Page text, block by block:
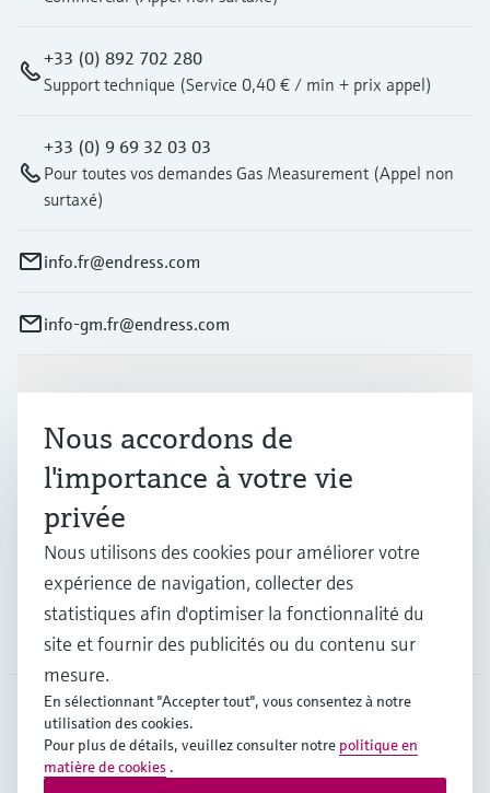
+33 (0) 892 702 280
Support technique (Service 0,40 € / min + prix appel)
+33 (0) 9 69 32 03 03
Pour toutes vos demandes Gas Measurement (Appel non
surtaxé)
info.fr@endress.com
info-gm.fr@endress.com
Produits et services
Industries
Support
Société
FRA•Français
Nous accordons de
l'importance à votre vie
privée
Nous utilisons des cookies pour améliorer votre
expérience de navigation, collecter des
statistiques afin d'optimiser la fonctionnalité du
site et fournir des publicités ou du contenu sur
mesure.
En sélectionnant "Accepter tout", vous consentez à notre
utilisation des cookies.
Pour plus de détails, veuillez consulter notre politique en
matière de cookies .